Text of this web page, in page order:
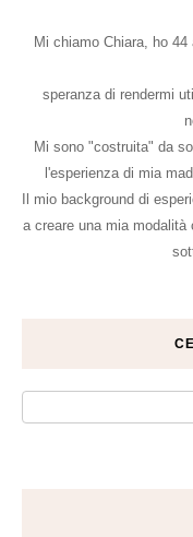
Mi chiamo Chiara, ho
speranza di rendermi
Mi sono "costruita" da
l'esperienza di mia
Il mio background di
a creare una mia modalità